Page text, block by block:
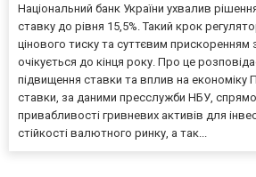
Національний банк України ухвалив
ставку до рівня 15,5%. Такий крок
цінового тиску та суттєвим прискоренням
очікується до кінця року. Про це
підвищення ставки та вплив на економіку
ставки, за даними пресслужби НБУ,
привабливості гривневих активів для
стійкості валютного ринку, а так...